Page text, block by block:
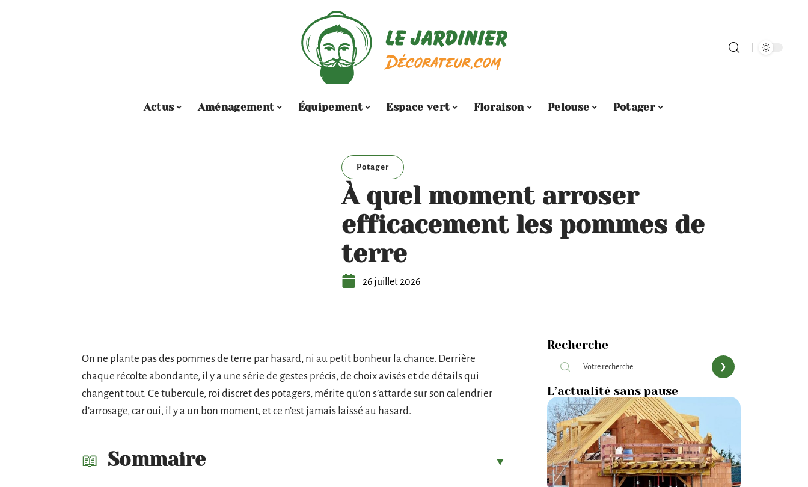
Actus Aménagement Équipement Espace vert Floraison Pelouse Potager
Potager
À quel moment arroser
efficacement les pommes de
terre
26 juillet 2026
On ne plante pas des pommes de terre par hasard, ni au petit bonheur la chance. Derrière
chaque récolte abondante, il y a une série de gestes précis, de choix avisés et de détails qui
changent tout. Ce tubercule, roi discret des potagers, mérite qu’on s’attarde sur son calendrier
d’arrosage, car oui, il y a un bon moment, et ce n’est jamais laissé au hasard.
Sommaire
Recherche
L’actualité sans pause